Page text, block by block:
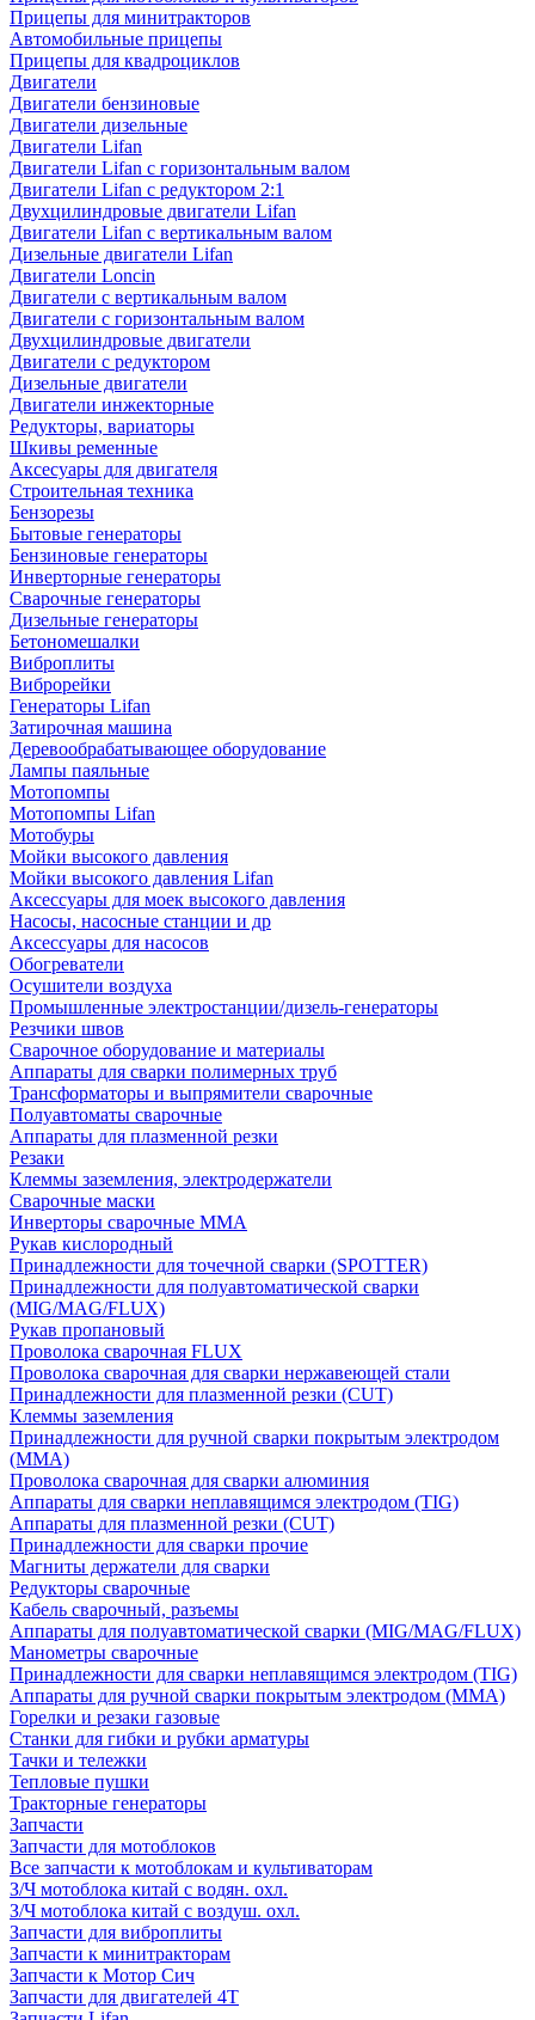
Прицепы для минитракторов
Автомобильные прицепы
Прицепы для квадроциклов
Двигатели
Двигатели бензиновые
Двигатели дизельные
Двигатели Lifan
Двигатели Lifan с горизонтальным валом
Двигатели Lifan с редуктором 2:1
Двухцилиндровые двигатели Lifan
Двигатели Lifan с вертикальным валом
Дизельные двигатели Lifan
Двигатели Loncin
Двигатели с вертикальным валом
Двигатели с горизонтальным валом
Двухцилиндровые двигатели
Двигатели с редуктором
Дизельные двигатели
Двигатели инжекторные
Редукторы, вариаторы
Шкивы ременные
Аксесуары для двигателя
Строительная техника
Бензорезы
Бытовые генераторы
Бензиновые генераторы
Инверторные генераторы
Сварочные генераторы
Дизельные генераторы
Бетономешалки
Виброплиты
Виброрейки
Генераторы Lifan
Затирочная машина
Деревообрабатывающее оборудование
Лампы паяльные
Мотопомпы
Мотопомпы Lifan
Мотобуры
Мойки высокого давления
Мойки высокого давления Lifan
Аксессуары для моек высокого давления
Насосы, насосные станции и др
Аксессуары для насосов
Обогреватели
Осушители воздуха
Промышленные электростанции/дизель-генераторы
Резчики швов
Сварочное оборудование и материалы
Аппараты для сварки полимерных труб
Трансформаторы и выпрямители сварочные
Полуавтоматы сварочные
Аппараты для плазменной резки
Резаки
Клеммы заземления, электродержатели
Сварочные маски
Инверторы сварочные ММА
Рукав кислородный
Принадлежности для точечной сварки (SPOTTER)
Принадлежности для полуавтоматической сварки
(MIG/MAG/FLUX)
Рукав пропановый
Проволока сварочная FLUX
Проволока сварочная для сварки нержавеющей стали
Принадлежности для плазменной резки (CUT)
Клеммы заземления
Принадлежности для ручной сварки покрытым электродом
(MMA)
Проволока сварочная для сварки алюминия
Аппараты для сварки неплавящимся электродом (TIG)
Аппараты для плазменной резки (CUT)
Принадлежности для сварки прочие
Магниты держатели для сварки
Редукторы сварочные
Кабель сварочный, разъемы
Аппараты для полуавтоматической сварки (MIG/MAG/FLUX)
Манометры сварочные
Принадлежности для сварки неплавящимся электродом (TIG)
Аппараты для ручной сварки покрытым электродом (MMA)
Горелки и резаки газовые
Станки для гибки и рубки арматуры
Тачки и тележки
Тепловые пушки
Тракторные генераторы
Запчасти
Запчасти для мотоблоков
Все запчасти к мотоблокам и культиваторам
З/Ч мотоблока китай с водян. охл.
З/Ч мотоблока китай с воздуш. охл.
Запчасти для виброплиты
Запчасти к минитракторам
Запчасти к Мотор Сич
Запчасти для двигателей 4Т